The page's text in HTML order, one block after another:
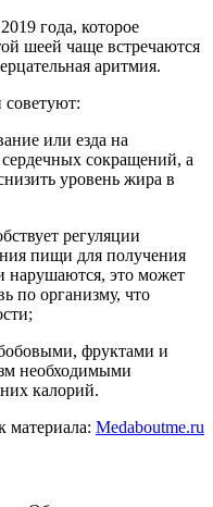
года, которое
шеей чаще встречаются
аритмия.
советуют:
или езда на
сокращений, а
уровень жира в
регуляции
пищи для получения
нарушаются, это может
по организму, что
фруктами и
необходимыми
калорий.
материала: Medaboutme.ru